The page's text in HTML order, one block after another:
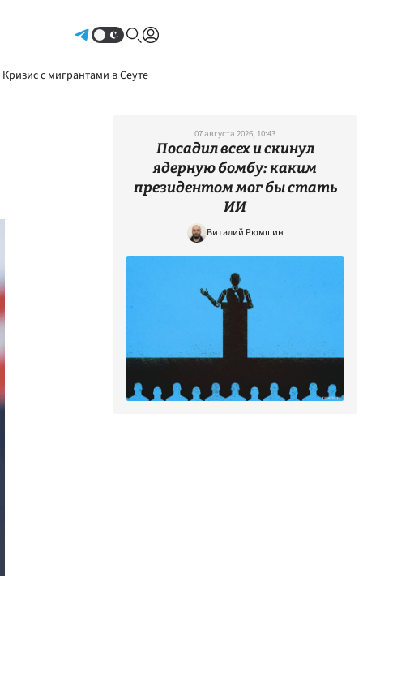
Кризис с мигрантами в Сеуте
07 августа 2026, 10:43
Посадил всех и скинул
ядерную бомбу: каким
президентом мог бы стать
ИИ
Виталий Рюмшин